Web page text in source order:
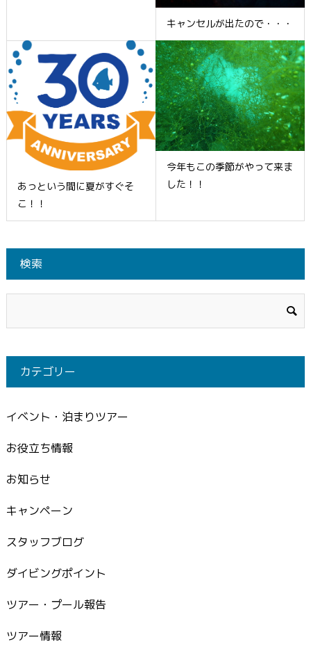
キャンセルが出たので・・・
あっという間に夏がすぐそ
こ！！
今年もこの季節がやって来ま
した！！
検索
カテゴリー
イベント・泊まりツアー
お役立ち情報
お知らせ
キャンペーン
スタッフブログ
ダイビングポイント
ツアー・プール報告
ツアー情報